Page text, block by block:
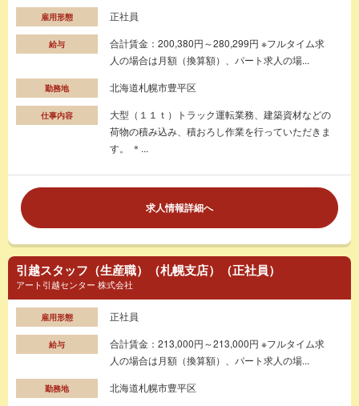
雇用形態 正社員
給与
合計賃金：200,380円～280,299円 ※フルタイム求
人の場合は月額（換算額）、パート求人の場...
勤務地 北海道札幌市豊平区
仕事内容
大型（１１ｔ）トラック運転業務、建築資材などの
荷物の積み込み、積おろし作業を行っていただきま
す。 ＊...
求人情報詳細へ
引越スタッフ（生産職）（札幌支店）（正社員）
アート引越センター 株式会社
雇用形態 正社員
給与
合計賃金：213,000円～213,000円 ※フルタイム求
人の場合は月額（換算額）、パート求人の場...
勤務地 北海道札幌市豊平区